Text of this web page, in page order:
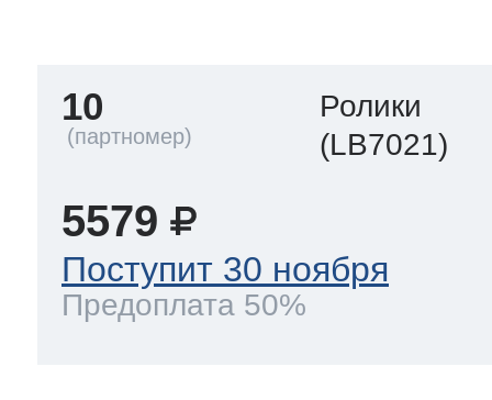
морозилок
холод.камер
10
Ролики
(LB7021)
5579
Поступит 30 ноября
Предоплата 50%